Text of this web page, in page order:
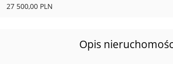
27 500,00 PLN
Opis